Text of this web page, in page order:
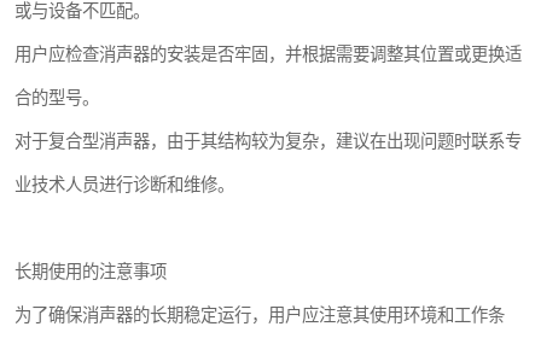
或与设备不匹配。
用户应检查消声器的安装是否牢固，并根据需要调整其位置或更换适
合的型号。
对于复合型消声器，由于其结构较为复杂，建议在出现问题时联系专
业技术人员进行诊断和维修。
长期使用的注意事项
为了确保消声器的长期稳定运行，用户应注意其使用环境和工作条